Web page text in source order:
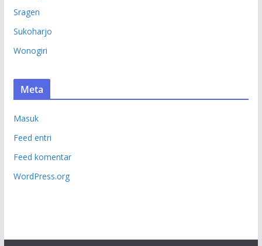
Sragen
Sukoharjo
Wonogiri
Meta
Masuk
Feed entri
Feed komentar
WordPress.org